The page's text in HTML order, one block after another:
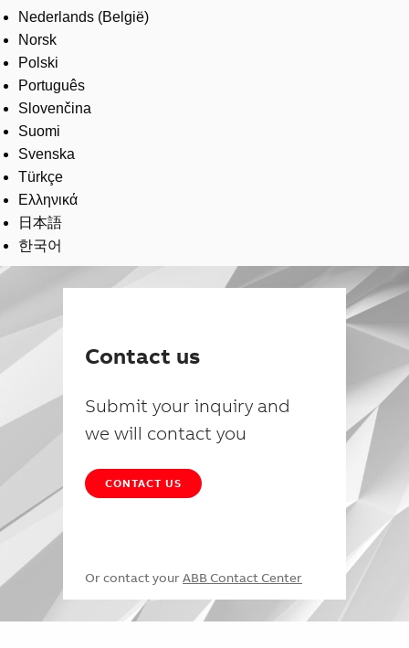
Nederlands (België)
Norsk
Polski
Português
Slovenčina
Suomi
Svenska
Türkçe
Ελληνικά
日本語
한국어
Contact us
Submit your inquiry and
we will contact you
CONTACT US
Or contact your ABB Contact Center